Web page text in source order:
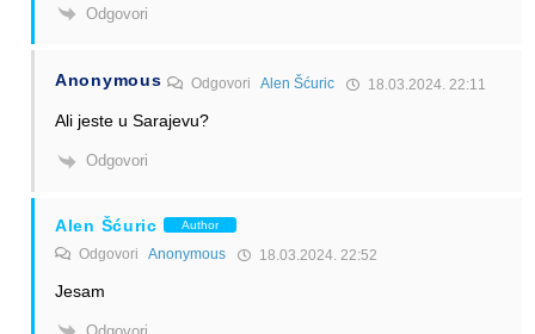
Odgovori
Anonymous OdgovoriAlen Šćuric 18.03.2024. 22:11
Ali jeste u Sarajevu?
Odgovori
Alen Šćuric Author
Odgovori Anonymous 18.03.2024. 22:52
Jesam